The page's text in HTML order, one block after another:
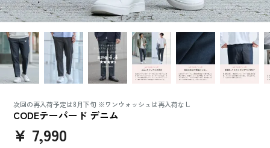
インディゴ
次回の再入荷予定は8月下旬 ※ワンウォッシュは再入荷なし
CODEテーパード デニム
¥ 7,990